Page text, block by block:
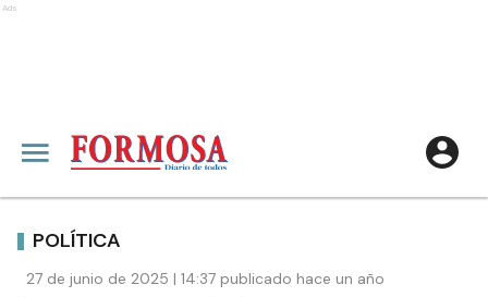
Ads
POLÍTICA
27 de junio de 2025 | 14:37 publicado hace un año